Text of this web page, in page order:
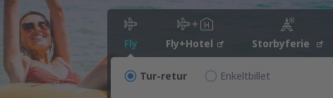
Fly Fly+Hotel Storbyferie
Tur-retur Enkeltbillet